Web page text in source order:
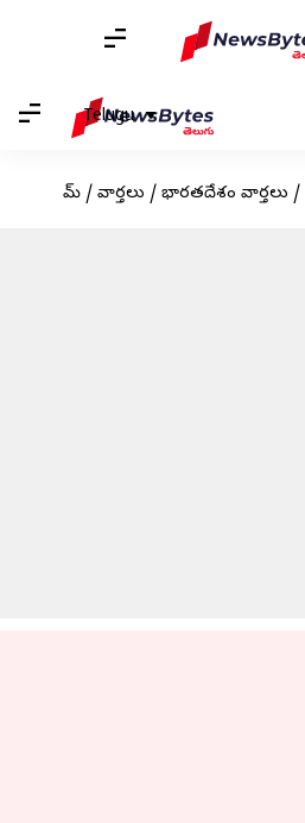
Telugu
హోమ్ / వార్తలు / భారతదేశం వార్తలు /